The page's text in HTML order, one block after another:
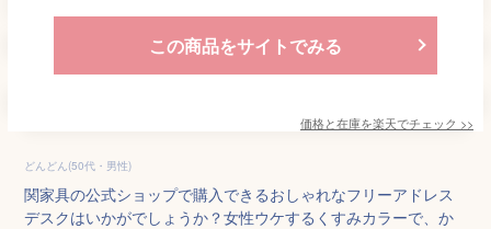
この商品をサイトでみる
価格と在庫を楽天でチェック >>
どんどん(50代・男性)
関家具の公式ショップで購入できるおしゃれなフリーアドレス
デスクはいかがでしょうか？女性ウケするくすみカラーで、か